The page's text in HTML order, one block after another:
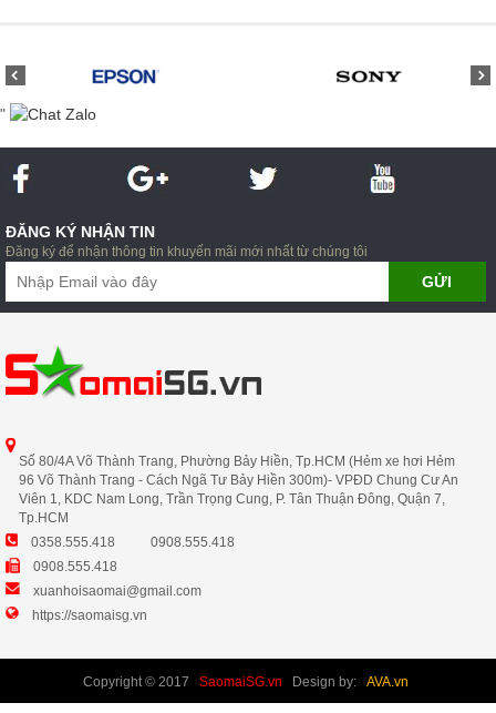
"
ĐĂNG KÝ NHẬN TIN
Đăng ký để nhận thông tin khuyến mãi mới nhất từ chúng tôi
Số 80/4A Võ Thành Trang, Phường Bảy Hiền, Tp.HCM (Hẻm xe hơi Hẻm
96 Võ Thành Trang - Cách Ngã Tư Bảy Hiền 300m)- VPĐD Chung Cư An
Viên 1, KDC Nam Long, Trần Trọng Cung, P. Tân Thuận Đông, Quận 7,
Tp.HCM
0358.555.418
0908.555.418
0908.555.418
xuanhoisaomai@gmail.com
https://saomaisg.vn
Copyright © 2017 SaomaiSG.vn Design by: AVA.vn